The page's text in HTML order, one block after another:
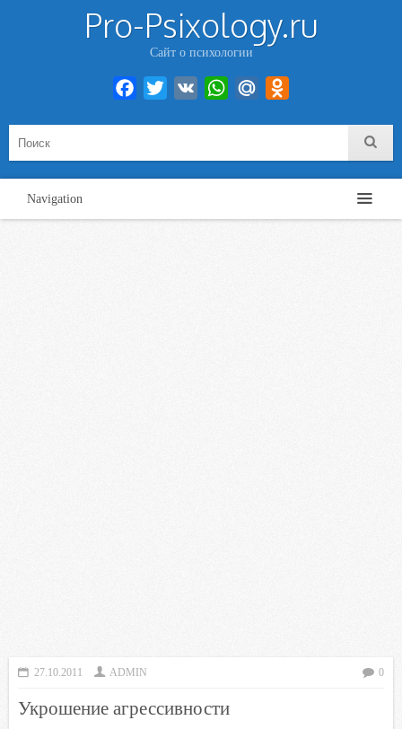
Pro-Psixology.ru
Сайт о психологии
Facebook
Twitter VK WhatsAppMail.Ru
Navigation
27.10.2011 ADMIN 0
Укрошение агрессивности